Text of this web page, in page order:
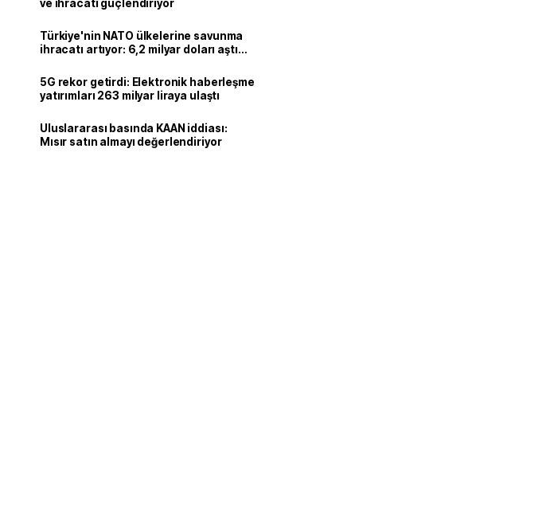
ve ihracatı güçlendiriyor
Türkiye'nin NATO ülkelerine savunma
ihracatı artıyor: 6,2 milyar doları aştı
5G rekor getirdi: Elektronik haberleşme
yatırımları 263 milyar liraya ulaştı
Uluslararası basında KAAN iddiası:
Mısır satın almayı değerlendiriyor